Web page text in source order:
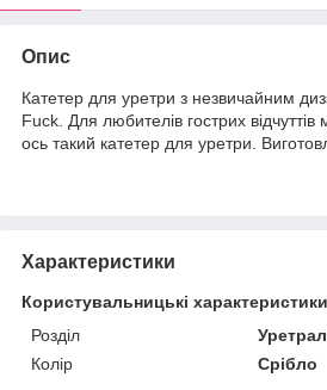
Опис
Катетер для уретри з незвичайним
Fuck. Для любителів гострих
ось такий катетер для уретри.
Характеристики
Користувальницькі характеристики
Розділ
Колір
Срібло